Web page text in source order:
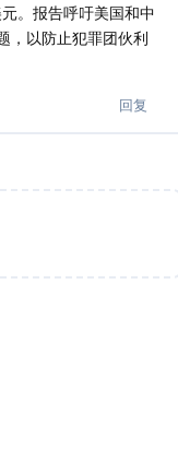
。报告呼吁美国和中
，以防止犯罪团伙利
回复